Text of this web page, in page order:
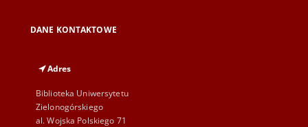
DANE KONTAKTOWE
Adres
Biblioteka Uniwersytetu
Zielonogórskiego
al. Wojska Polskiego 71